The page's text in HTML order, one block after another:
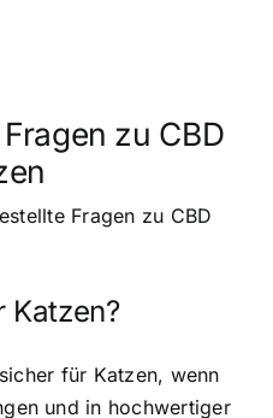
zu CBD
Fragen zu CBD
Katzen?
für Katzen, wenn
und in hochwertiger